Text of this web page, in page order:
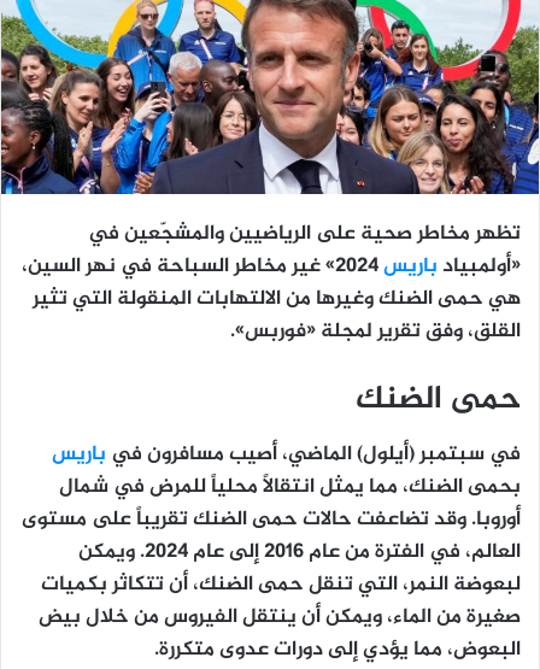
تظهر مخاطر صحية على الرياضيين والمشجّعين في
«أولمبياد باريس
2024» غير مخاطر السباحة في نهر السين،
هي حمى الضنك وغيرها من الالتهابات المنقولة التي تثير
القلق، وفق تقرير لمجلة «فوربس».
حمى الضنك
في سبتمبر (أيلول) الماضي، أصيب مسافرون في باريس
بحمى الضنك، مما يمثل انتقالاً محلياً للمرض في شمال
أوروبا. وقد تضاعفت حالات حمى الضنك تقريباً على مستوى
العالم، في الفترة من عام 2016 إلى عام 2024. ويمكن
لبعوضة النمر، التي تنقل حمى الضنك، أن تتكاثر بكميات
صغيرة من الماء، ويمكن أن ينتقل الفيروس من خلال بيض
البعوض، مما يؤدي إلى دورات عدوى متكررة.